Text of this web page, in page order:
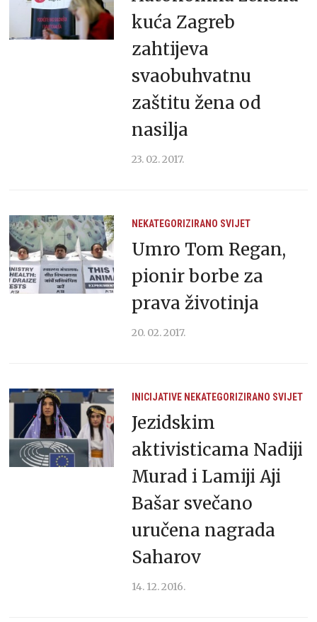
kuća Zagreb
zahtijeva
svaobuhvatnu
zaštitu žena od
nasilja
23. 02. 2017.
NEKATEGORIZIRANO SVIJET
Umro Tom Regan,
pionir borbe za
prava životinja
20. 02. 2017.
INICIJATIVE NEKATEGORIZIRANO SVIJET
Jezidskim
aktivisticama Nadiji
Murad i Lamiji Aji
Bašar svečano
uručena nagrada
Saharov
14. 12. 2016.